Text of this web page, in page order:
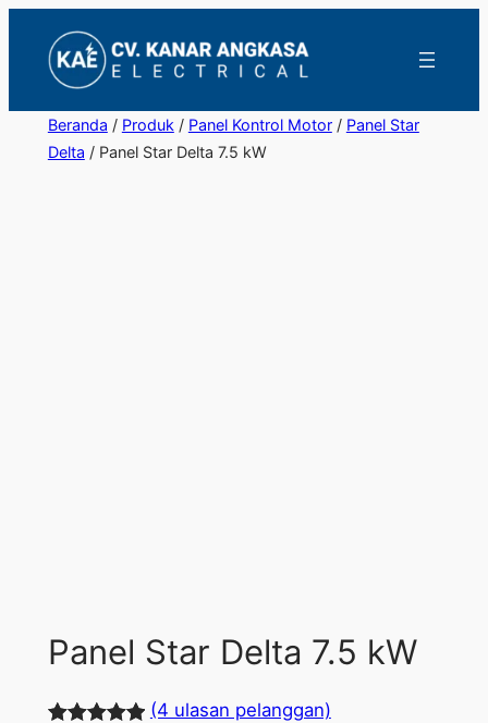
konten
Beranda / Produk / Panel Kontrol Motor/ Panel Star
Delta / Panel Star Delta 7.5 kW
Panel Star Delta 7.5 kW
(4 ulasan pelanggan)